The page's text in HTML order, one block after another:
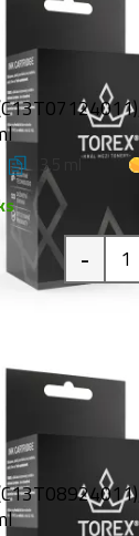
13,5 ml
-